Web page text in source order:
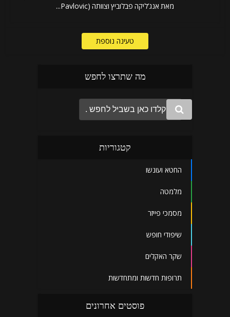
מאת אנג’ליקה פבלוביץ וצוותה (Pavlovic...
טעינה נוספת
מה שתרצו לחפש
קטגוריות
החטא ועונשו
מלמטה
מסמכי פייזר
שיפודי חופש
שקר האקלים
תרופות חדשות ומתחדשות
פוסטים אחרונים